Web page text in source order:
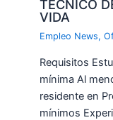
TÉCNICO
VIDA
Empleo News,
Requisitos
mínima Al
residente en
mínimos